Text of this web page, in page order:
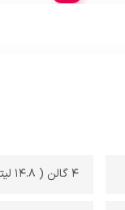
4 گالن ( 14.8 لیتر)